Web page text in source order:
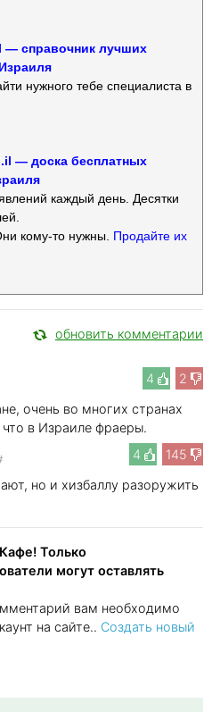
— справочник лучших
нужного тебе специалиста в
— доска бесплатных
каждый день. Десятки
кому-то нужны. Продайте их
обновить комментарии
4 2
очень во многих странах
в Израиле фраеры.
4
145
но и хизбаллу разоружить
Только
могут оставлять
вам необходимо
на сайте.. Создать новый